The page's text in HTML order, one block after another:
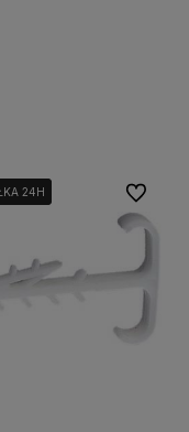
24H
24H Do